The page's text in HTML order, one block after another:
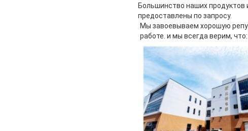
Большинство наших продуктов
предоставлены по запросу.
Мы завоевываем хорошую
работе. и мы всегда верим,